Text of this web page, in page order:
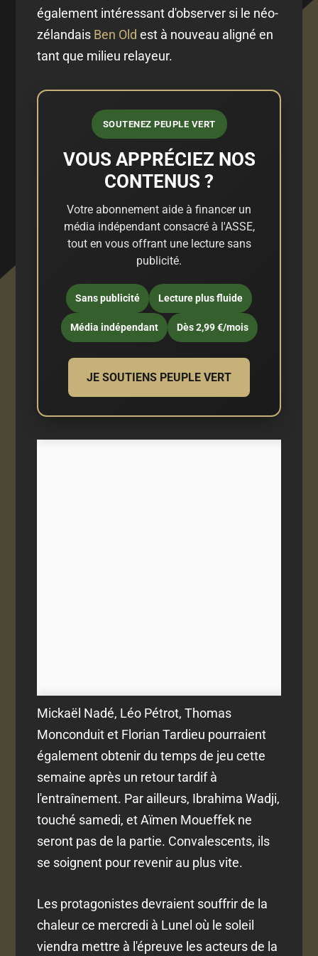
également intéressant d'observer si le néo-
zélandais Ben Old est à nouveau aligné en
tant que milieu relayeur.
SOUTENEZ PEUPLE VERT
VOUS APPRÉCIEZ NOS
CONTENUS ?
Votre abonnement aide à financer un
média indépendant consacré à l'ASSE,
tout en vous offrant une lecture sans
publicité.
Sans publicité Lecture plus fluide
Média indépendant Dès 2,99 €/mois
JE SOUTIENS PEUPLE VERT
Mickaël Nadé, Léo Pétrot, Thomas
Monconduit et Florian Tardieu pourraient
également obtenir du temps de jeu cette
semaine après un retour tardif à
l'entraînement. Par ailleurs, Ibrahima Wadji,
touché samedi, et Aïmen Moueffek ne
seront pas de la partie. Convalescents, ils
se soignent pour revenir au plus vite.
Les protagonistes devraient souffrir de la
chaleur ce mercredi à Lunel où le soleil
viendra mettre à l'épreuve les acteurs de la